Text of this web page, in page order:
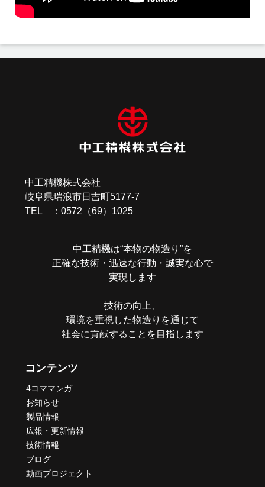
投
中工精機株式会社
岐阜県瑞浪市日吉町5177-7
TEL ：0572（69）1025
中工精機は“本物の物造り”を
正確な技術・迅速な行動・誠実な心で
実現します
技術の向上、
環境を重視した物造りを通じて
社会に貢献することを目指します
コンテンツ
4コママンガ
お知らせ
製品情報
広報・更新情報
技術情報
ブログ
動画プロジェクト